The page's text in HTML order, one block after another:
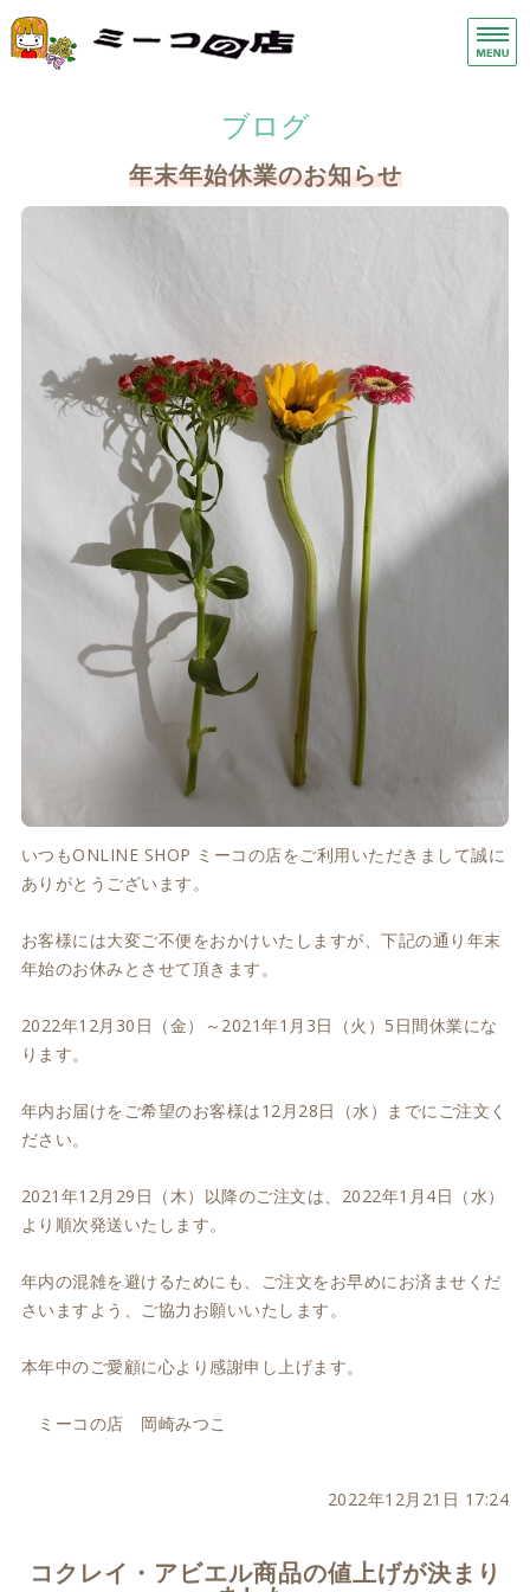
手荒れ手湿疹保湿クリーム・
ブログ
年末年始休業のお知らせ
いつもONLINE SHOP ミーコの店をご利用いただきまして誠に
ありがとうございます。
お客様には大変ご不便をおかけいたしますが、下記の通り年末
年始のお休みとさせて頂きます。
2022年12月30日（金）～2021年1月3日（火）5日間休業にな
ります。
年内お届けをご希望のお客様は12月28日（水）までにご注文く
ださい。
2021年12月29日（木）以降のご注文は、2022年1月4日（水）
より順次発送いたします。
年内の混雑を避けるためにも、ご注文をお早めにお済ませくだ
さいますよう、ご協力お願いいたします。
本年中のご愛顧に心より感謝申し上げます。
ミーコの店 岡崎みつこ
2022年12月21日 17:24
コクレイ・アビエル商品の値上げが決まり